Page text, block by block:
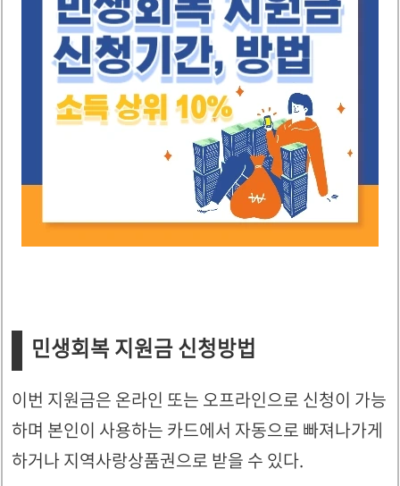
민생회복 지원금 신청방법
이번 지원금은 온라인 또는 오프라인으로 신청이 가능
하며 본인이 사용하는 카드에서 자동으로 빠져나가게
하거나 지역사랑상품권으로 받을 수 있다.